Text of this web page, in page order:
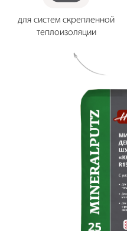
для систем скрепленной
теплоизоляции